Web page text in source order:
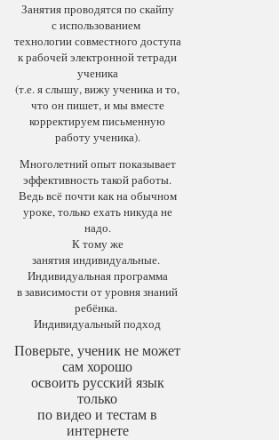
Занятия проводятся по скайпу
с использованием
технологии совместного доступа
к рабочей электронной тетради
ученика
(т.е. я слышу, вижу ученика и то,
что он пишет, и мы вместе
корректируем письменную
работу ученика).
Многолетний опыт показывает
эффективность такой работы.
Ведь всё почти как на обычном
уроке, только ехать никуда не
надо.
К тому же
занятия индивидуальные.
Индивидуальная программа
в зависимости от уровня знаний
ребёнка.
Индивидуальный подход
Поверьте, ученик не может
сам хорошо
освоить русский язык
только
по видео и тестам в
интернете